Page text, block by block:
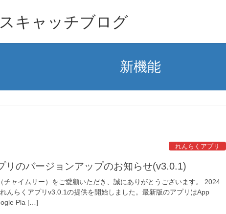
キャッチブログ
新機能
れんらくアプリ
リのバージョンアップのお知らせ(v3.0.1)
チャイムリー）をご愛顧いただき、誠にありがとうございます。 2024
んらくアプリv3.0.1の提供を開始しました。最新版のアプリはApp
Pla […]